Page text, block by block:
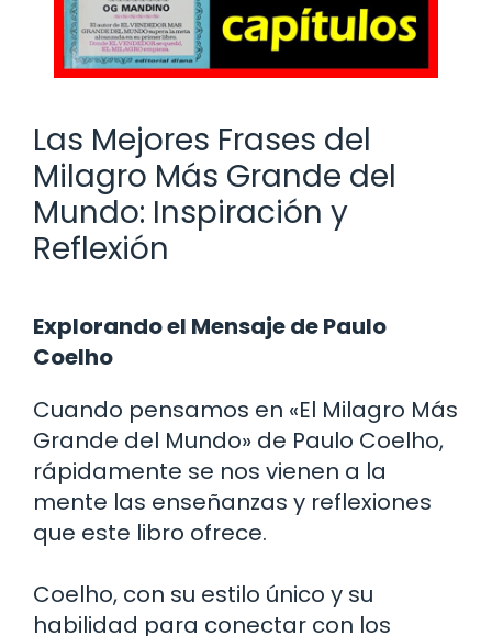
Las Mejores Frases del
Milagro Más Grande del
Mundo: Inspiración y
Reflexión
Explorando el Mensaje de Paulo
Coelho
Cuando pensamos en «El Milagro Más
Grande del Mundo» de Paulo Coelho,
rápidamente se nos vienen a la
mente las enseñanzas y reflexiones
que este libro ofrece.
Coelho, con su estilo único y su
habilidad para conectar con los